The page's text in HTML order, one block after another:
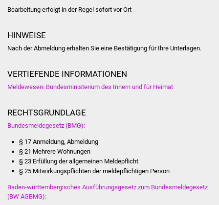
Kirchen
Lokale Agenda
Stadtwerke
Bearbeitung erfolgt in der Regel sofort vor Ort
HINWEISE
Nach der Abmeldung erhalten Sie eine Bestätigung für Ihre Unterlagen.
VERTIEFENDE INFORMATIONEN
Meldewesen: Bundesministerium des Innern und für Heimat
RECHTSGRUNDLAGE
Bundesmeldegesetz (BMG):
§ 17 Anmeldung, Abmeldung
§ 21 Mehrere Wohnungen
§ 23 Erfüllung der allgemeinen Meldepflicht
§ 25 Mitwirkungspflichten der meldepflichtigen Person
Baden-württembergisches Ausführungsgesetz zum Bundesmeldegesetz
(BW AGBMG):